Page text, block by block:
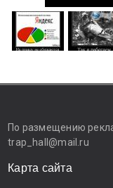
По размещению
trap_hall@mail.ru
Карта сайта